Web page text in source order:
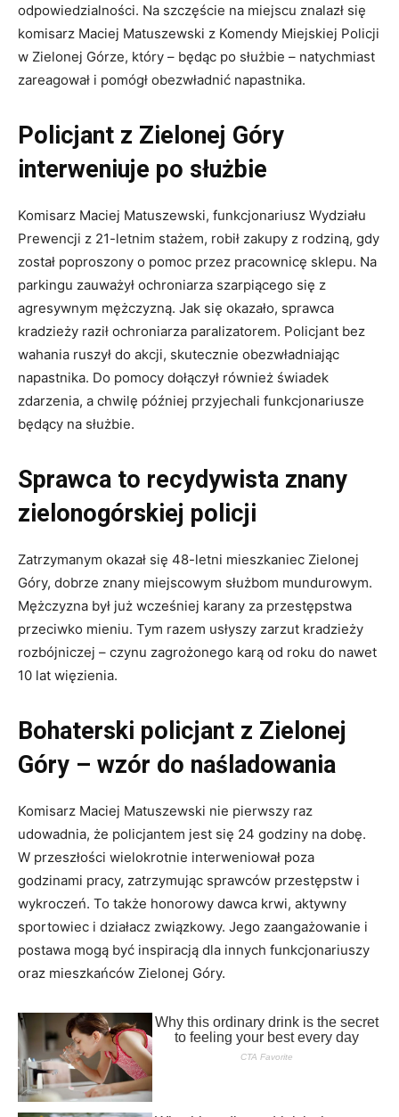
odpowiedzialności. Na szczęście na miejscu znalazł się
komisarz Maciej Matuszewski z Komendy Miejskiej Policji
w Zielonej Górze, który – będąc po służbie – natychmiast
zareagował i pomógł obezwładnić napastnika.
Policjant z Zielonej Góry
interweniuje po służbie
Komisarz Maciej Matuszewski, funkcjonariusz Wydziału
Prewencji z 21-letnim stażem, robił zakupy z rodziną, gdy
został poproszony o pomoc przez pracownicę sklepu. Na
parkingu zauważył ochroniarza szarpiącego się z
agresywnym mężczyzną. Jak się okazało, sprawca
kradzieży raził ochroniarza paralizatorem. Policjant bez
wahania ruszył do akcji, skutecznie obezwładniając
napastnika. Do pomocy dołączył również świadek
zdarzenia, a chwilę później przyjechali funkcjonariusze
będący na służbie.
Sprawca to recydywista znany
zielonogórskiej policji
Zatrzymanym okazał się 48-letni mieszkaniec Zielonej
Góry, dobrze znany miejscowym służbom mundurowym.
Mężczyzna był już wcześniej karany za przestępstwa
przeciwko mieniu. Tym razem usłyszy zarzut kradzieży
rozbójniczej – czynu zagrożonego karą od roku do nawet
10 lat więzienia.
Bohaterski policjant z Zielonej
Góry – wzór do naśladowania
Komisarz Maciej Matuszewski nie pierwszy raz
udowadnia, że policjantem jest się 24 godziny na dobę.
W przeszłości wielokrotnie interweniował poza
godzinami pracy, zatrzymując sprawców przestępstw i
wykroczeń. To także honorowy dawca krwi, aktywny
sportowiec i działacz związkowy. Jego zaangażowanie i
postawa mogą być inspiracją dla innych funkcjonariuszy
oraz mieszkańców Zielonej Góry.